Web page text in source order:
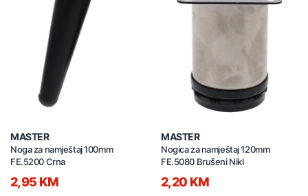
MASTER
Noga za namještaj 100mm
FE.5200 Crna
2,95 KM
MASTER
Nogica za namještaj 120mm
FE.5080 Brušeni Nikl
2,20 KM